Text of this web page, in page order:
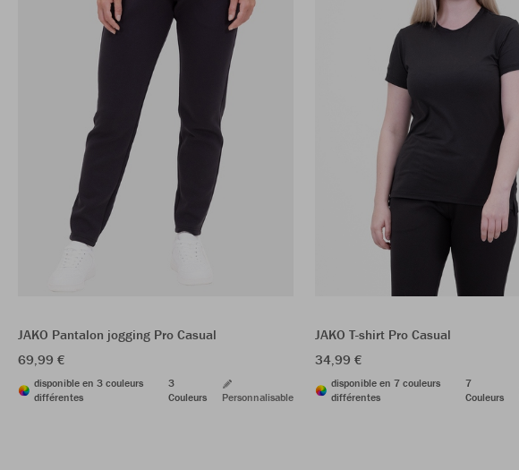
JAKO Pantalon jogging Pro Casual
69,99 €
disponible en 3 couleurs
différentes
3
Couleurs
Personnalisable
JAKO T-shirt Pro Casual
34,99 €
disponible en 7 couleurs
différentes
7
Couleurs